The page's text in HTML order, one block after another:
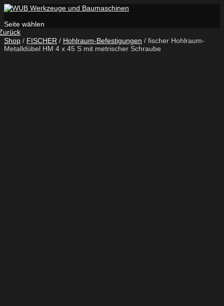
Seite wählen
Shop / FISCHER / Hohlraum-Befestigungen / fischer Hohlraum-
Metalldübel HM 4 x 45 S mit metrischer Schraube